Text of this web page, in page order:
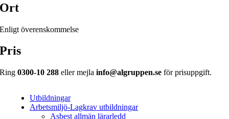
Ort
Enligt överenskommelse
Pris
Ring0300-10 288 eller mejlainfo@algruppen.se för prisuppgift.
Utbildningar
Arbetsmiljö-Lagkrav utbildningar
Asbest allmän lärarledd